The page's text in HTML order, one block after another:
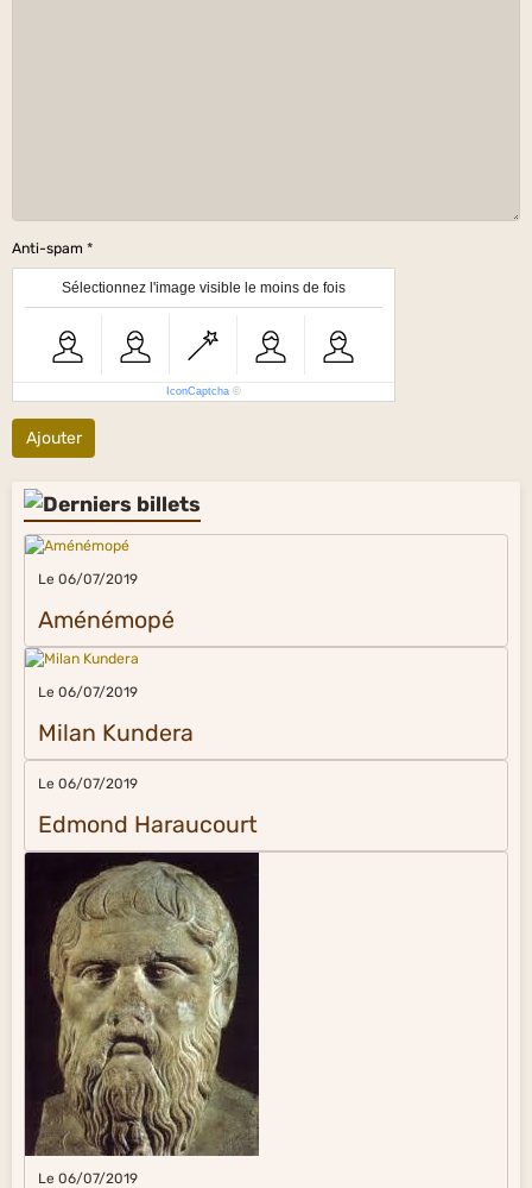
Anti-spam
Sélectionnez l'image visible le moins de fois
IconCaptcha ©
Ajouter
Le 06/07/2019
Aménémopé
Le 06/07/2019
Milan Kundera
Le 06/07/2019
Edmond Haraucourt
Le 06/07/2019